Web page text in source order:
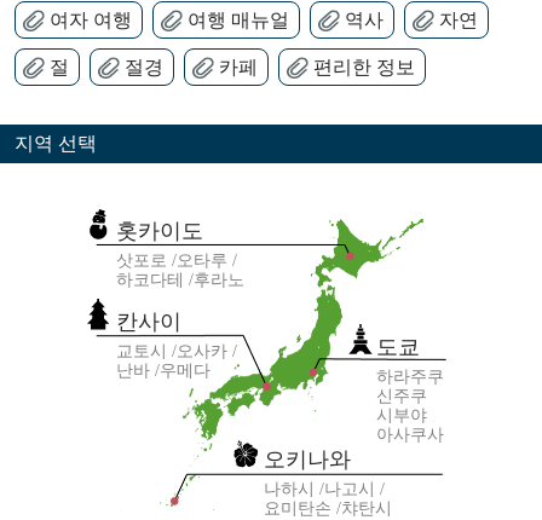
여자 여행 여행 매뉴얼 역사 자연
절 절경 카페 편리한 정보
지역 선택
도쿄
하라주쿠
신주쿠
시부야
아사쿠사
칸사이
교토시
오사카
난바 우메다
오키나와
나하시
나고시
요미탄손
챠탄시
홋카이도
삿포로
오타루
하코다테
후라노